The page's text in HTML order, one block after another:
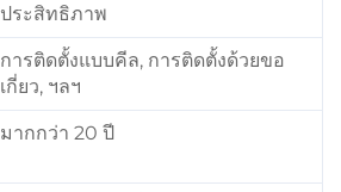
ประสิทธิภาพ
การติดตั้งแบบคีล, การติดตั้งด้วยขอ
เกี่ยว, ฯลฯ
มากกว่า 20 ปี